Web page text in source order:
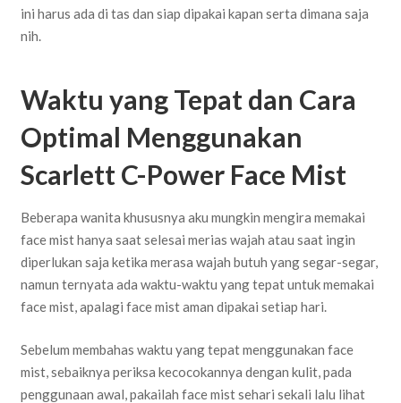
ini harus ada di tas dan siap dipakai kapan serta dimana saja
nih.
Waktu yang Tepat dan Cara
Optimal Menggunakan
Scarlett C-Power Face Mist
Beberapa wanita khususnya aku mungkin mengira memakai
face mist hanya saat selesai merias wajah atau saat ingin
diperlukan saja ketika merasa wajah butuh yang segar-segar,
namun ternyata ada waktu-waktu yang tepat untuk memakai
face mist, apalagi face mist aman dipakai setiap hari.
Sebelum membahas waktu yang tepat menggunakan face
mist, sebaiknya periksa kecocokannya dengan kulit, pada
penggunaan awal, pakailah face mist sehari sekali lalu lihat